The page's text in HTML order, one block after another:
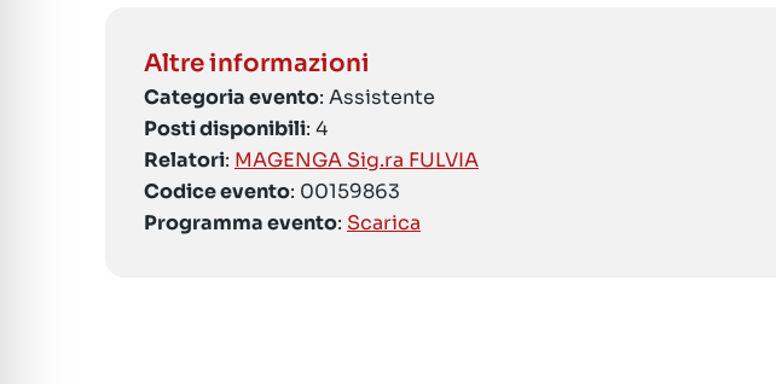
Altre informazioni
Categoria evento: Assistente
Posti disponibili: 4
Relatori: MAGENGA Sig.ra FULVIA
Codice evento: 00159863
Programma evento: Scarica